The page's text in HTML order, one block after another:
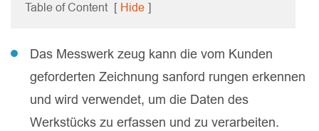
Table of Content [ Hide ]
Das Messwerk zeug kann die vom Kunden
geforderten Zeichnung sanford rungen erkennen
und wird verwendet, um die Daten des
Werkstücks zu erfassen und zu verarbeiten.